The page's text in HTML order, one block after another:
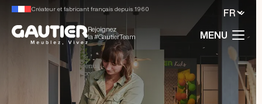
Créateur et fabricant français depuis 1960
Rejoignez
la #GautierTeam
MENU